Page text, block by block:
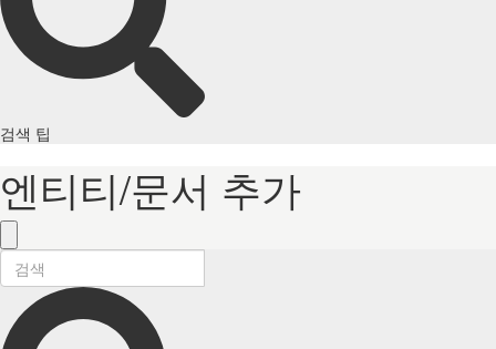
검색 팁
엔티티/문서 추가